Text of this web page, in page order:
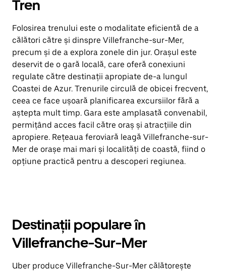
Tren
Folosirea trenului este o modalitate eficientă de a
călători către și dinspre Villefranche-sur-Mer,
precum și de a explora zonele din jur. Orașul este
deservit de o gară locală, care oferă conexiuni
regulate către destinații apropiate de-a lungul
Coastei de Azur. Trenurile circulă de obicei frecvent,
ceea ce face ușoară planificarea excursiilor fără a
aștepta mult timp. Gara este amplasată convenabil,
permițând acces facil către oraș și atracțiile din
apropiere. Rețeaua feroviară leagă Villefranche-sur-
Mer de orașe mai mari și localități de coastă, fiind o
opțiune practică pentru a descoperi regiunea.
Destinații populare în
Villefranche-Sur-Mer
Uber produce Villefranche-Sur-Mer călătorește